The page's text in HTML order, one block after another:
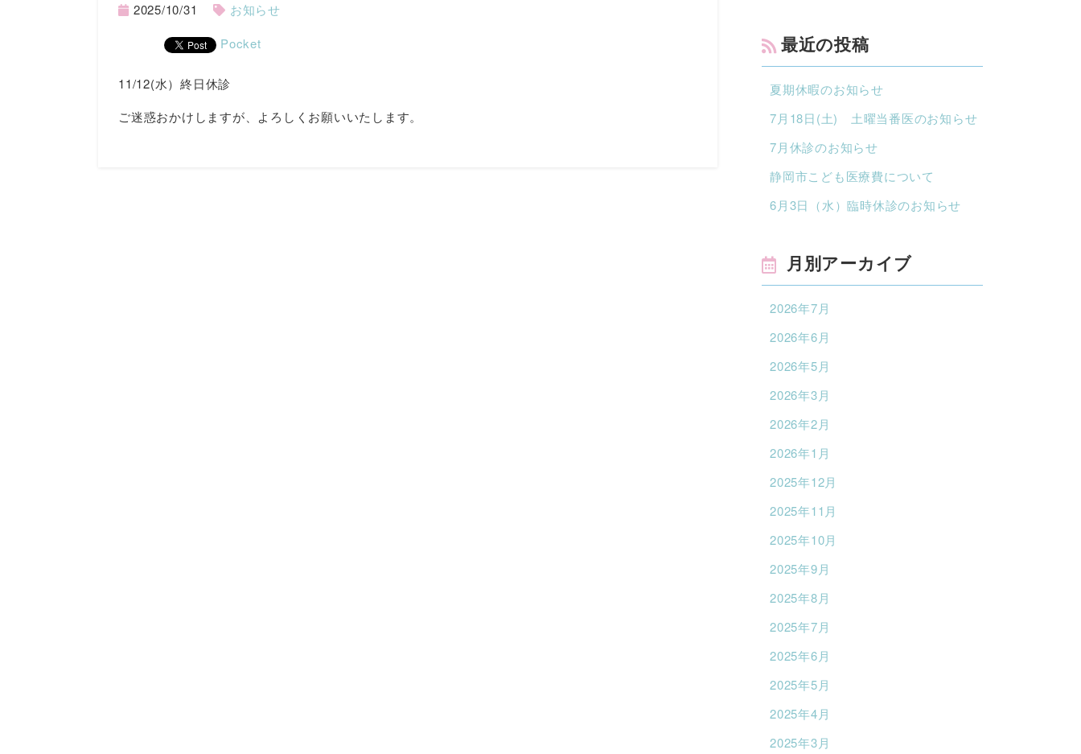
2025/10/31
お知らせ
Pocket
11/12(水）終日休診
ご迷惑おかけしますが、よろしくお願いいたします。
最近の投稿
夏期休暇のお知らせ
7月18日(土) 土曜当番医のお知らせ
7月休診のお知らせ
静岡市こども医療費について
6月3日（水）臨時休診のお知らせ
月別アーカイブ
2026年7月
2026年6月
2026年5月
2026年3月
2026年2月
2026年1月
2025年12月
2025年11月
2025年10月
2025年9月
2025年8月
2025年7月
2025年6月
2025年5月
2025年4月
2025年3月